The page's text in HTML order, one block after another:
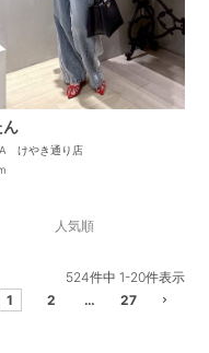
けやき通り店
人気順
524件中 1-20件表示
1
2 … 27